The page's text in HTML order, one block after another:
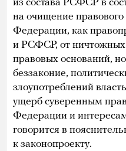
из состава РСФСР в
на очищение
Федерации, как
и РСФСР, от
правовых оснований,
беззаконие,
злоупотреблений
ущерб суверенным
Федерации и
говорится в
к законопроекту.